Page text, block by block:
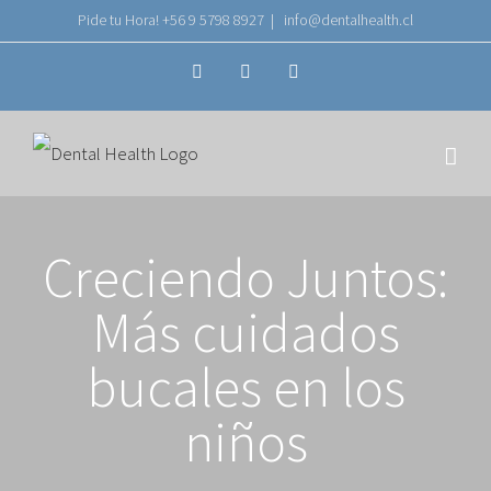
Pide tu Hora! +56 9 5798 8927 | info@dentalhealth.cl
WhatsAppInstagram
Creciendo Juntos:
Más cuidados
bucales en los
niños